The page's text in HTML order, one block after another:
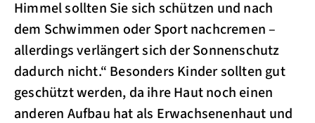
Himmel sollten Sie sich schützen und nach
dem Schwimmen oder Sport nachcremen –
allerdings verlängert sich der Sonnenschutz
dadurch nicht.“ Besonders Kinder sollten gut
geschützt werden, da ihre Haut noch einen
anderen Aufbau hat als Erwachsenenhaut und